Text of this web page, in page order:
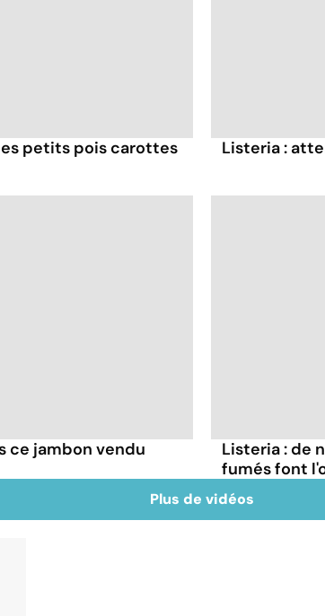
petits pois carottes
Listeria :
ce jambon vendu
Listeria : de
fumés font
Plus de vidéos